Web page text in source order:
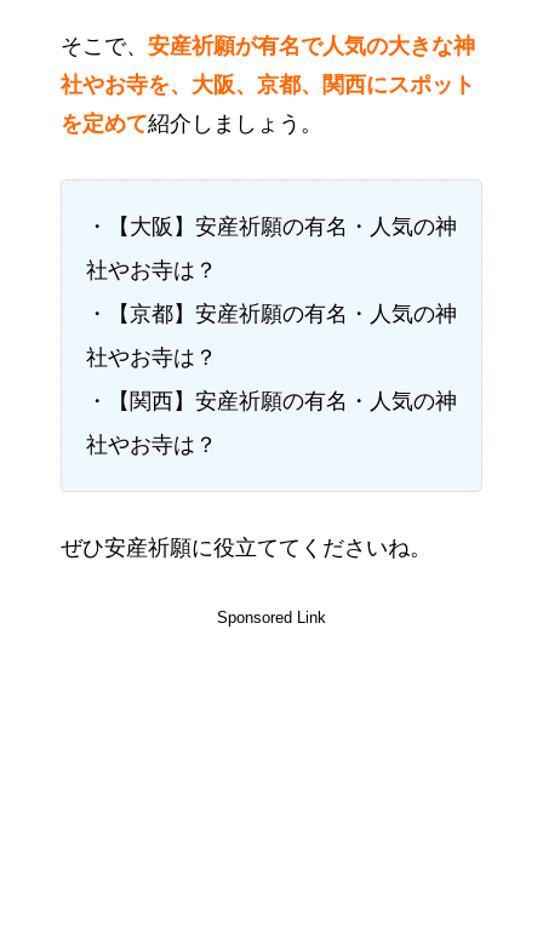
そこで、 安産祈願が有名で人気の大きな神
社やお寺を、大阪、京都、関西にスポット
を定めて紹介しましょう。
・【大阪】安産祈願の有名・人気の神
社やお寺は？
・【京都】安産祈願の有名・人気の神
社やお寺は？
・【関西】安産祈願の有名・人気の神
社やお寺は？
ぜひ安産祈願に役立ててくださいね。
Sponsored Link